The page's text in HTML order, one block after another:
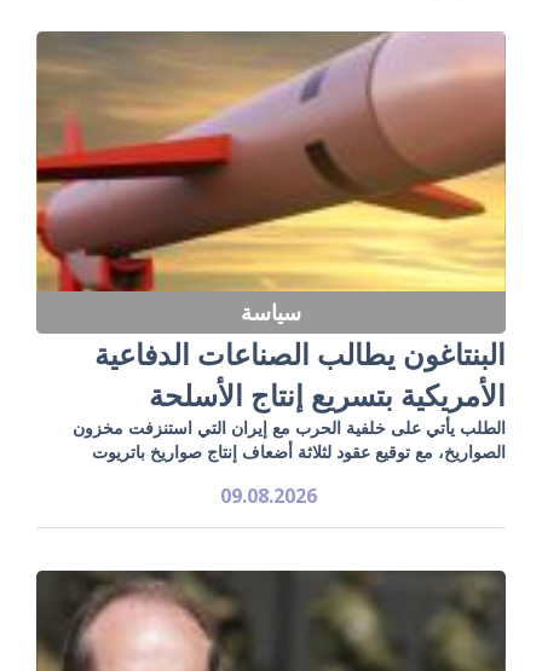
سياسة
البنتاغون يطالب الصناعات الدفاعية
الأمريكية بتسريع إنتاج الأسلحة
الطلب يأتي على خلفية الحرب مع إيران التي استنزفت مخزون
الصواريخ، مع توقيع عقود لثلاثة أضعاف إنتاج صواريخ باتريوت
09.08.2026